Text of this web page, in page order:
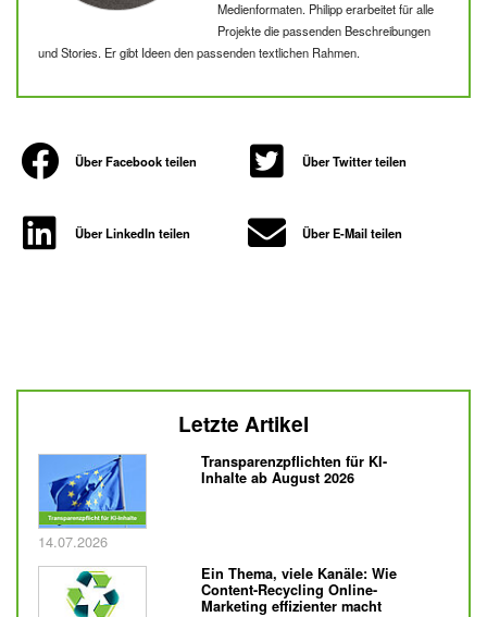
Medienformaten. Philipp erarbeitet für alle
Projekte die passenden Beschreibungen
und Stories. Er gibt Ideen den passenden textlichen Rahmen.
Über Facebook teilen Über Twitter teilen
Über LinkedIn teilen Über E-Mail teilen
Letzte Artikel
Transparenzpflichten für KI-
Inhalte ab August 2026
Veröffentlicht am
14.07.2026
Ein Thema, viele Kanäle: Wie
Content-Recycling Online-
Marketing effizienter macht